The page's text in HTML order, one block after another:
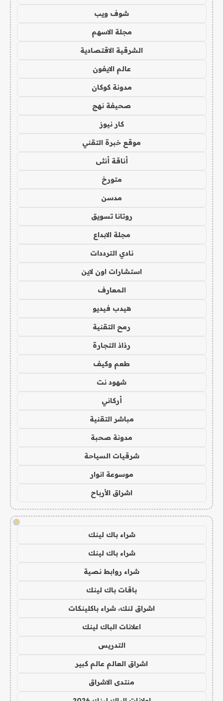
شوف ويب
مجلة الاسهم
الشرقية الاقتصادية
عالم الايفون
مدونة كوكان
صحيفة نهج
كار نيوز
موقع خبرة التقني
أناقة أنثى
متورخ
مدسن
روتانا تسويق
مجلة الابداع
نادي الترددات
استشارات اون لاين
المعارف
هيدب فيديو
رمح التقنية
رذاذ التجارة
طعم وكيف
شهود نت
أركاني
مباشر التقنية
مدونة صحبة
شرقيات السياحة
موسوعة انوار
اشراق الأرباح
!
شراء باك لينك
شراء باك لينك
شراء روابط نصية
باقات باك لينك
اشراق لنك، شراء باكلينكات
اعلانات الباك لينك
التدريس
اشراق العالم عالم كبير
منتدى الاشراق